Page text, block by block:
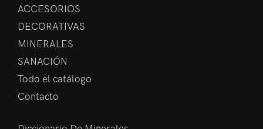
ACCESORIOS
DECORATIVAS
MINERALES
SANACIÓN
Todo el catálogo
Contacto